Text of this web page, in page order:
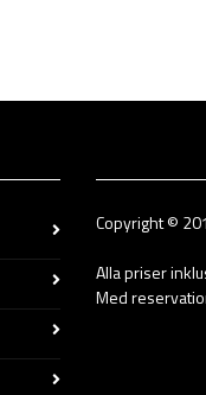
Copyright ©
Alla priser
Med